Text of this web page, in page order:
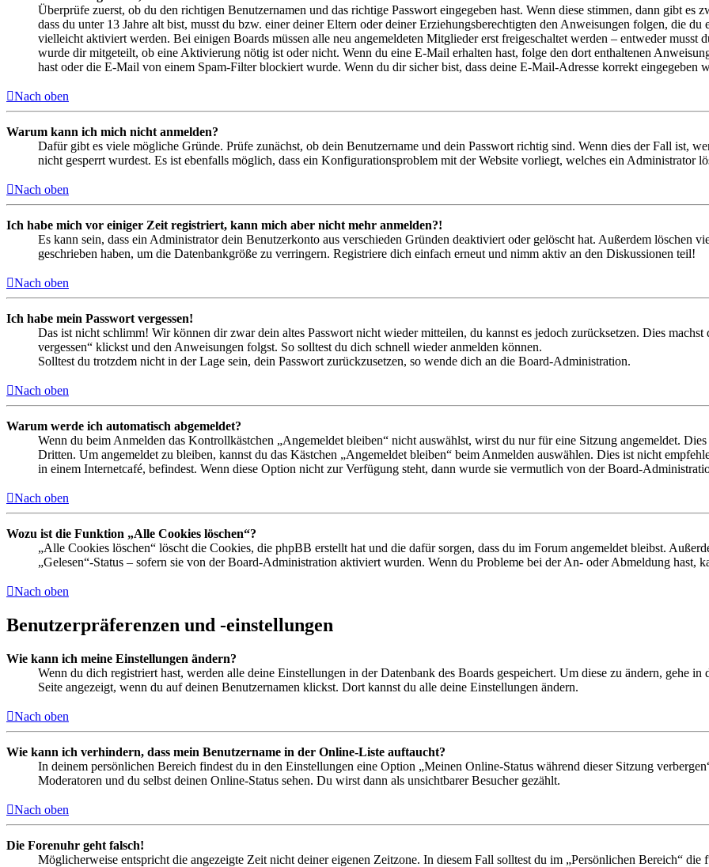
Überprüfe zuerst, ob du den richtigen Benutzernamen und das richtige Passwort eingegeben hast. Wenn diese stimmen, dann gibt es
dass du unter 13 Jahre alt bist, musst du bzw. einer deiner Eltern oder deiner Erziehungsberechtigten den Anweisungen folgen, die
vielleicht aktiviert werden. Bei einigen Boards müssen alle neu angemeldeten Mitglieder erst freigeschaltet werden – entweder musst
wurde dir mitgeteilt, ob eine Aktivierung nötig ist oder nicht. Wenn du eine E-Mail erhalten hast, folge den dort enthaltenen
hast oder die E-Mail von einem Spam-Filter blockiert wurde. Wenn du dir sicher bist, dass deine E-Mail-Adresse korrekt eingegeben
Nach oben
Warum kann ich mich nicht anmelden?
Dafür gibt es viele mögliche Gründe. Prüfe zunächst, ob dein Benutzername und dein Passwort richtig sind. Wenn dies der Fall ist,
nicht gesperrt wurdest. Es ist ebenfalls möglich, dass ein Konfigurationsproblem mit der Website vorliegt, welches ein Administrator
Nach oben
Ich habe mich vor einiger Zeit registriert, kann mich aber nicht mehr anmelden?!
Es kann sein, dass ein Administrator dein Benutzerkonto aus verschieden Gründen deaktiviert oder gelöscht hat. Außerdem löschen
geschrieben haben, um die Datenbankgröße zu verringern. Registriere dich einfach erneut und nimm aktiv an den Diskussionen teil!
Nach oben
Ich habe mein Passwort vergessen!
Das ist nicht schlimm! Wir können dir zwar dein altes Passwort nicht wieder mitteilen, du kannst es jedoch zurücksetzen. Dies
vergessen“ klickst und den Anweisungen folgst. So solltest du dich schnell wieder anmelden können.
Solltest du trotzdem nicht in der Lage sein, dein Passwort zurückzusetzen, so wende dich an die Board-Administration.
Nach oben
Warum werde ich automatisch abgemeldet?
Wenn du beim Anmelden das Kontrollkästchen „Angemeldet bleiben“ nicht auswählst, wirst du nur für eine Sitzung angemeldet.
Dritten. Um angemeldet zu bleiben, kannst du das Kästchen „Angemeldet bleiben“ beim Anmelden auswählen. Dies ist nicht
in einem Internetcafé, befindest. Wenn diese Option nicht zur Verfügung steht, dann wurde sie vermutlich von der Board-
Nach oben
Wozu ist die Funktion „Alle Cookies löschen“?
„Alle Cookies löschen“ löscht die Cookies, die phpBB erstellt hat und die dafür sorgen, dass du im Forum angemeldet bleibst.
„Gelesen“-Status – sofern sie von der Board-Administration aktiviert wurden. Wenn du Probleme bei der An- oder Abmeldung hast,
Nach oben
Benutzerpräferenzen und -einstellungen
Wie kann ich meine Einstellungen ändern?
Wenn du dich registriert hast, werden alle deine Einstellungen in der Datenbank des Boards gespeichert. Um diese zu ändern, gehe
Seite angezeigt, wenn du auf deinen Benutzernamen klickst. Dort kannst du alle deine Einstellungen ändern.
Nach oben
Wie kann ich verhindern, dass mein Benutzername in der Online-Liste auftaucht?
In deinem persönlichen Bereich findest du in den Einstellungen eine Option „Meinen Online-Status während dieser Sitzung
Moderatoren und du selbst deinen Online-Status sehen. Du wirst dann als unsichtbarer Besucher gezählt.
Nach oben
Die Forenuhr geht falsch!
Möglicherweise entspricht die angezeigte Zeit nicht deiner eigenen Zeitzone. In diesem Fall solltest du im „Persönlichen Bereich“